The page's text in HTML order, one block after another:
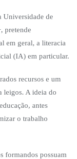
Universidade de
pretende
em geral, a literacia
(IA) em particular.
recursos e um
leigos. A ideia do
antes
o trabalho
formandos possuam